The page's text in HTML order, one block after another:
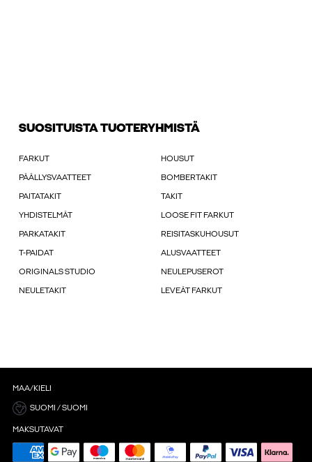
SUOSITUISTA TUOTERYHMISTÄ
FARKUT HOUSUT
PÄÄLLYSVAATTEET BOMBERTAKIT
PAITATAKIT TAKIT
YHDISTELMÄT LOOSE FIT FARKUT
PARKATAKIT REISITASKUHOUSUT
T-PAIDAT ALUSVAATTEET
ORIGINALS STUDIO NEULEPUSEROT
NEULETAKIT LEVEÄT FARKUT
MAA/KIELI
SUOMI / SUOMI
MAKSUTAVAT